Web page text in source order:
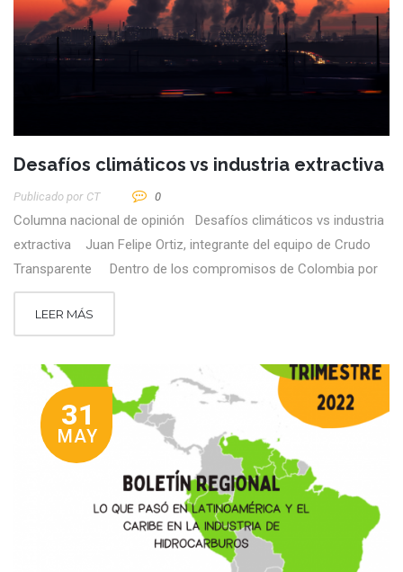
Desafíos climáticos vs industria extractiva
Publicado por CT 0
Columna nacional de opinión Desafíos climáticos vs industria
extractiva Juan Felipe Ortiz, integrante del equipo de Crudo
Transparente Dentro de los compromisos de Colombia por
LEER MÁS
31
MAY